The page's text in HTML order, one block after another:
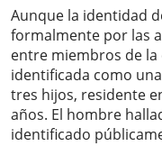
Aunque la identidad
formalmente por las
entre miembros de
identificada como
tres hijos, residente
años. El hombre
identificado